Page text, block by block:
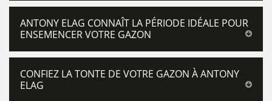
ANTONY ELAG CONNAÎT LA PÉRIODE IDÉALE POUR
ENSEMENCER VOTRE GAZON
CONFIEZ LA TONTE DE VOTRE GAZON À ANTONY
ELAG